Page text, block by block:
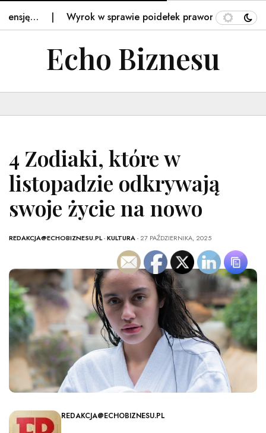
Wyrok w sprawie poidełek prawomocny. Sąd
Echo Biznesu
4 Zodiaki, które w
listopadzie odkrywają
swoje życie na nowo
REDAKCJA@ECHOBIZNESU.PL-KULTURA- 27 PAŹDZIERNIKA, 2025
REDAKCJA@ECHOBIZNESU.PL